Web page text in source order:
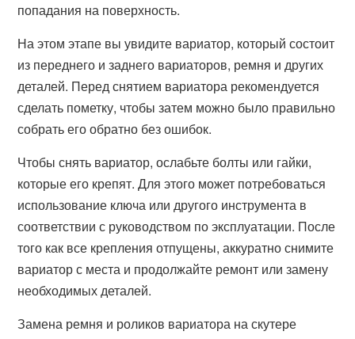
попадания на поверхность.
На этом этапе вы увидите вариатор, который состоит
из переднего и заднего вариаторов, ремня и других
деталей. Перед снятием вариатора рекомендуется
сделать пометку, чтобы затем можно было правильно
собрать его обратно без ошибок.
Чтобы снять вариатор, ослабьте болты или гайки,
которые его крепят. Для этого может потребоваться
использование ключа или другого инструмента в
соответствии с руководством по эксплуатации. После
того как все крепления отпущены, аккуратно снимите
вариатор с места и продолжайте ремонт или замену
необходимых деталей.
Замена ремня и роликов вариатора на скутере